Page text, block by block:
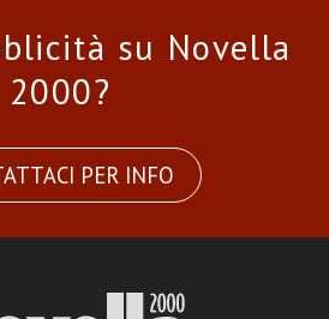
su Novella
2000?
PER INFO